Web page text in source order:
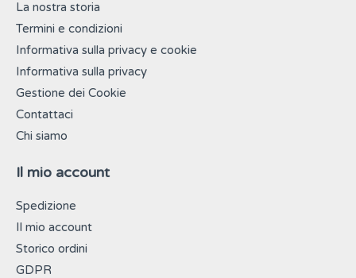
La nostra storia
Termini e condizioni
Informativa sulla privacy e cookie
Informativa sulla privacy
Gestione dei Cookie
Contattaci
Chi siamo
Il mio account
Spedizione
Il mio account
Storico ordini
GDPR